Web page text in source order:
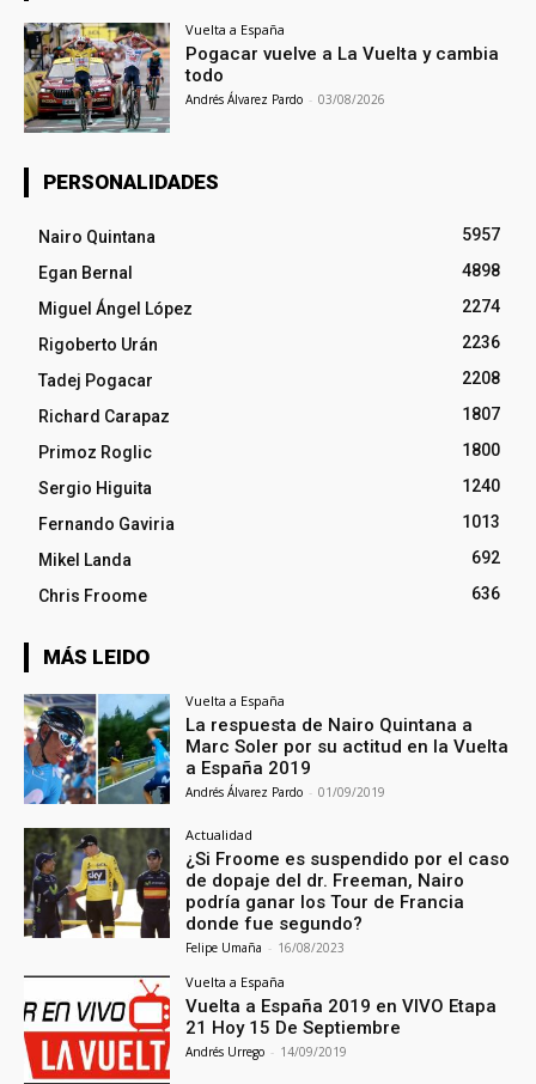
Vuelta a España
Pogacar vuelve a La Vuelta y cambia
todo
Andrés Álvarez Pardo - 03/08/2026
PERSONALIDADES
Nairo Quintana
5957
Egan Bernal
4898
Miguel Ángel López
2274
Rigoberto Urán
2236
Tadej Pogacar
2208
Richard Carapaz
1807
Primoz Roglic
1800
Sergio Higuita
1240
Fernando Gaviria
1013
Mikel Landa
692
Chris Froome
636
MÁS LEIDO
Vuelta a España
La respuesta de Nairo Quintana a
Marc Soler por su actitud en la Vuelta
a España 2019
Andrés Álvarez Pardo - 01/09/2019
Actualidad
¿Si Froome es suspendido por el caso
de dopaje del dr. Freeman, Nairo
podría ganar los Tour de Francia
donde fue segundo?
Felipe Umaña - 16/08/2023
Vuelta a España
Vuelta a España 2019 en VIVO Etapa
21 Hoy 15 De Septiembre
Andrés Urrego - 14/09/2019